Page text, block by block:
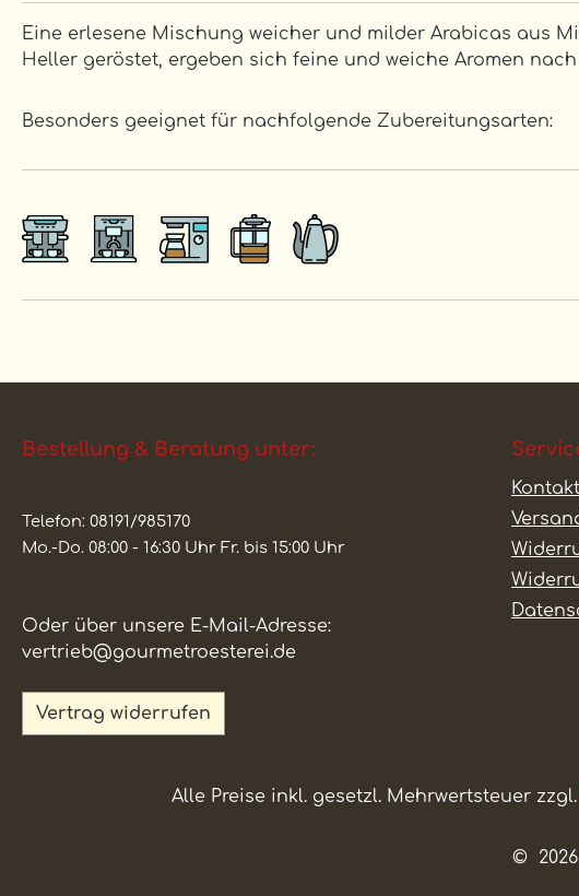
Eine erlesene Mischung weicher und milder Arabicas aus
Heller geröstet, ergeben sich feine und weiche Aromen
Besonders geeignet für nachfolgende Zubereitungsarten:
Bestellung & Beratung unter:
Telefon: 08191/985170
Mo.-Do. 08:00 - 16:30 Uhr Fr. bis 15:00 Uhr
Oder über unsere E-Mail-Adresse:
vertrieb@gourmetroesterei.de
Vertrag widerrufen
Kontakt
Alle Preise inkl. gesetzl. Mehrwertsteuer zzgl.
© 2026